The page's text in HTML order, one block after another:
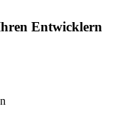
Entwicklern